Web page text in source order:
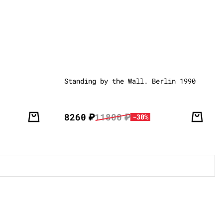
Standing by the Wall. Berlin 1990
8260₽11800₽ -30%